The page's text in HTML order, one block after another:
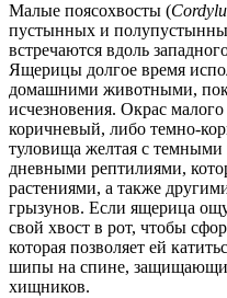
Малые поясохвосты (
пустынных и
встречаются вдоль
Ящерицы долгое время
домашними животными,
исчезновения. Окрас
коричневый, либо темно-
туловища желтая с
дневными рептилиями,
растениями, а также
грызунов. Если ящерица
свой хвост в рот, чтобы
которая позволяет ей
шипы на спине,
хищников.